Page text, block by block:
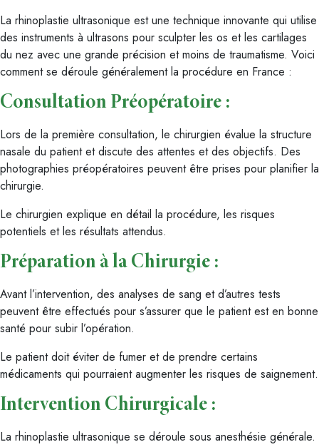
La rhinoplastie ultrasonique est une technique innovante qui utilise
des instruments à ultrasons pour sculpter les os et les cartilages
du nez avec une grande précision et moins de traumatisme. Voici
comment se déroule généralement la procédure en France :
Consultation Préopératoire :
Lors de la première consultation, le chirurgien évalue la structure
nasale du patient et discute des attentes et des objectifs. Des
photographies préopératoires peuvent être prises pour planifier la
chirurgie.
Le chirurgien explique en détail la procédure, les risques
potentiels et les résultats attendus.
Préparation à la Chirurgie :
Avant l’intervention, des analyses de sang et d’autres tests
peuvent être effectués pour s’assurer que le patient est en bonne
santé pour subir l’opération.
Le patient doit éviter de fumer et de prendre certains
médicaments qui pourraient augmenter les risques de saignement.
Intervention Chirurgicale :
La rhinoplastie ultrasonique se déroule sous anesthésie générale.